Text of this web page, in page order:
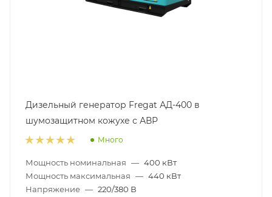
Дизельный генератор Fregat АД-400 в
шумозащитном кожухе с АВР
Много
Мощность номинальная — 400 кВт
Мощность максимальная — 440 кВт
Напряжение — 220/380 В